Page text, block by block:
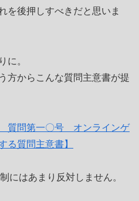
を後押しすべきだと思いま
に。
方からこんな質問主意書が提
質問第一〇号 オンラインゲ
る質問主意書】
にはあまり反対しません。